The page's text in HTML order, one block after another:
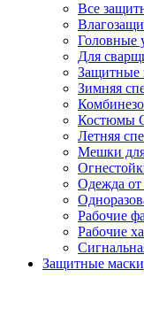
Все
Головные
Для
Защитные
Зимняя
Костюмы
Летняя
Мешки
Одежда от
Рабочие
Рабочие
Защитные маски